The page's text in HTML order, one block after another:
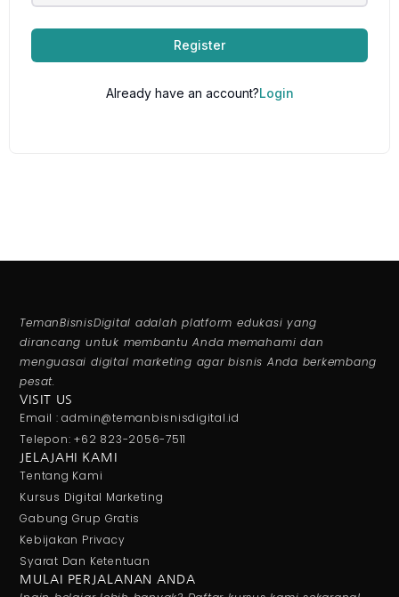
Register
Already have an account?Login
TemanBisnisDigital adalah platform edukasi yang
dirancang untuk membantu Anda memahami dan
menguasai digital marketing agar bisnis Anda berkembang
pesat.
VISIT US
Email : admin@temanbisnisdigital.id
Telepon: +62 823-2056-7511
JELAJAHI KAMI
Tentang Kami
Kursus Digital Marketing
Gabung Grup Gratis
Kebijakan Privacy
Syarat Dan Ketentuan
MULAI PERJALANAN ANDA